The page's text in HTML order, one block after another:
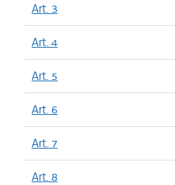
Art. 3
Art. 4
Art. 5
Art. 6
Art. 7
Art. 8